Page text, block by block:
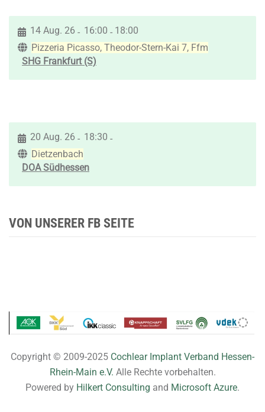
14 Aug. 26 - 16:00 - 18:00
Pizzeria Picasso, Theodor-Stern-Kai 7, Ffm
SHG Frankfurt (S)
20 Aug. 26 - 18:30 -
Dietzenbach
DOA Südhessen
VON UNSERER FB SEITE
Copyright © 2009-2025 Cochlear Implant Verband Hessen-
Rhein-Main e.V. Alle Rechte vorbehalten.
Powered by Hilkert Consulting and Microsoft Azure.